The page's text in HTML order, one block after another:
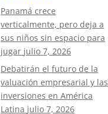
Panamá crece
verticalmente, pero deja a
sus niños sin espacio para
jugar julio 7, 2026
Debatirán el futuro de la
valuación empresarial y las
inversiones en América
Latina julio 7, 2026